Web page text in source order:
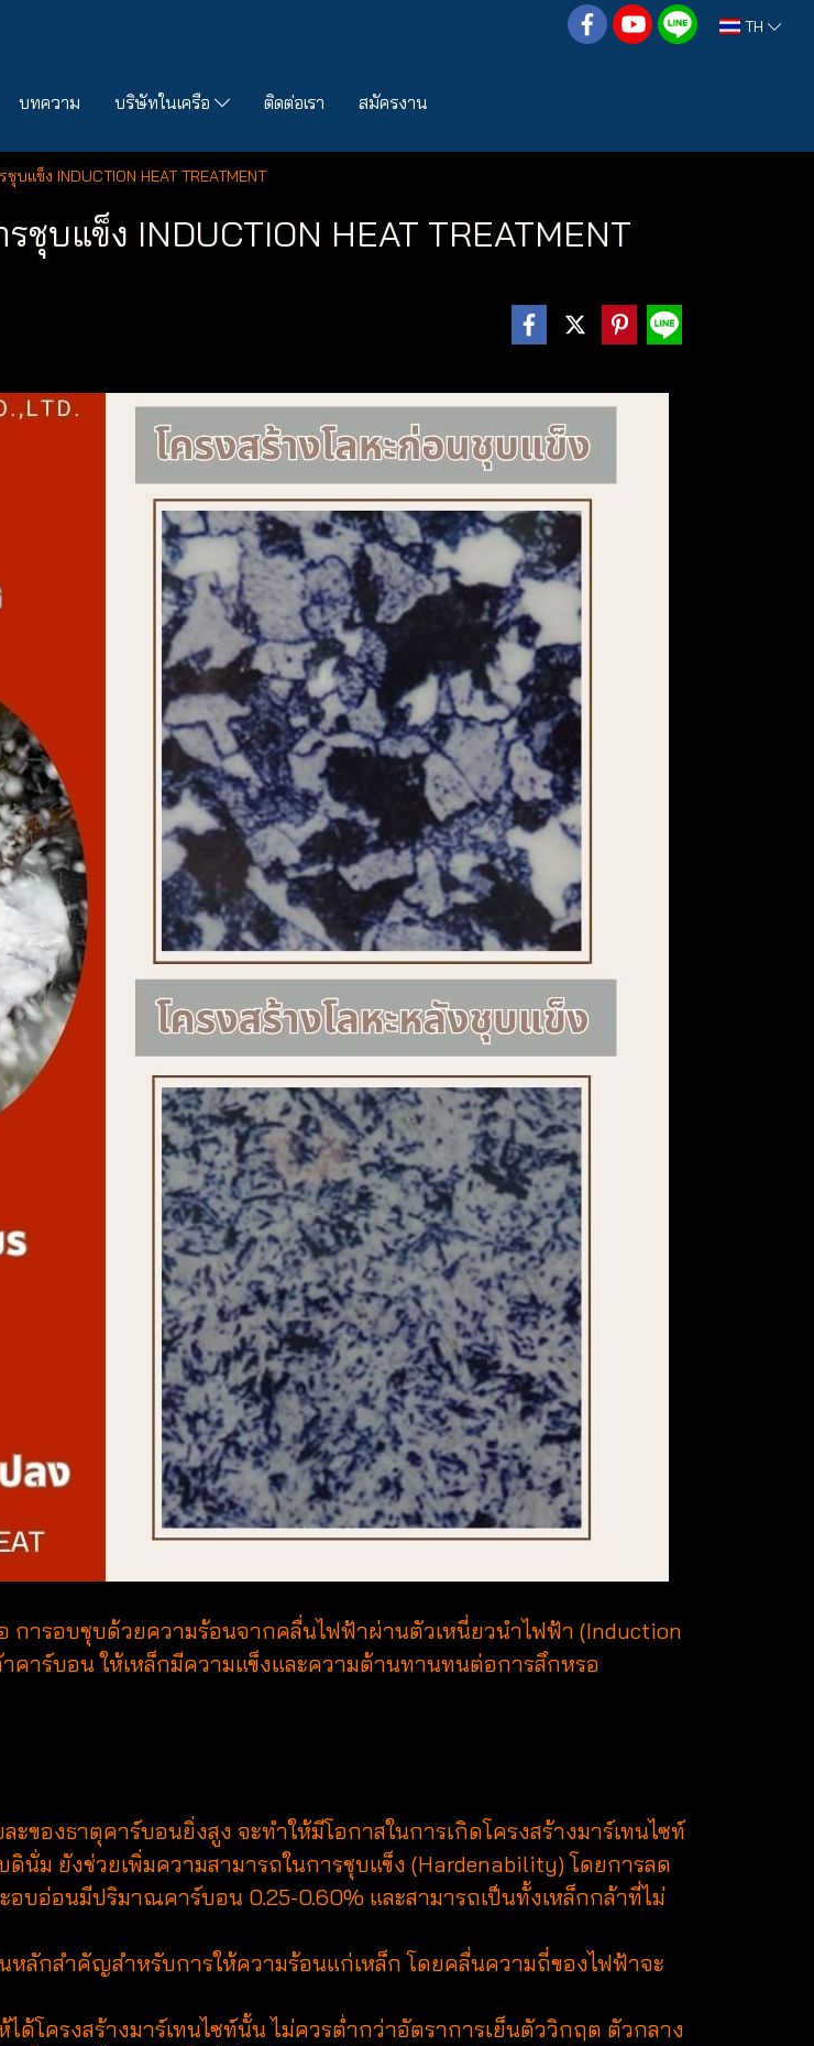
TH
บทความ บริษัทในเครือ ติดต่อเรา สมัครงาน
ข็ง INDUCTION HEAT TREATMENT
บแข็ง INDUCTION HEAT TREATMENT
รอบชุบด้วยความร้อนจากคลื่นไฟฟ้าผ่านตัวเหนี่ยวนำไฟฟ้า (Induction
คาร์บอน ให้เหล็กมีความแข็งและความต้านทานทนต่อการสึกหรอ
ธาตุคาร์บอนยิ่งสูง จะทำให้มีโอกาสในการเกิดโครงสร้างมาร์เทนไซท์
นั่ม ยังช่วยเพิ่มความสามารถในการชุบแข็ง (Hardenability) โดยการลด
บอ่อนมีปริมาณคาร์บอน 0.25-0.60% และสามารถเป็นทั้งเหล็กกล้าที่ไม่
สำคัญสำหรับการให้ความร้อนแก่เหล็ก โดยคลื่นความถี่ของไฟฟ้าจะ
รงสร้างมาร์เทนไซท์นั้น ไม่ควรต่ำกว่าอัตราการเย็นตัววิกฤต ตัวกลาง